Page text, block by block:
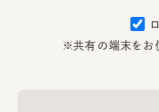
※共有の端末をお